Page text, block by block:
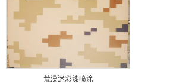
荒漠迷彩漆喷涂